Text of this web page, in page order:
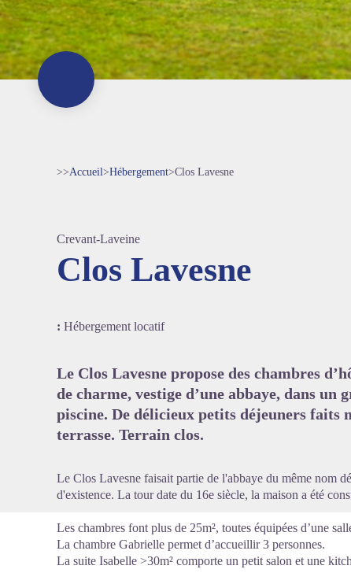
>>Accueil>Hébergement>Clos Lavesne
Crevant-Laveine
Clos Lavesne
: Hébergement locatif
Le Clos Lavesne propose des chambres
de charme, vestige d’une abbaye, dans un
piscine. De délicieux petits déjeuners faits
terrasse. Terrain clos.
Le Clos Lavesne faisait partie de l'abbaye du même nom
d'existence. La tour date du 16e siècle, la maison a été
Les chambres font plus de 25m², toutes équipées d’une
La chambre Gabrielle permet d’accueillir 3 personnes.
La suite Isabelle >30m² comporte un petit salon et une